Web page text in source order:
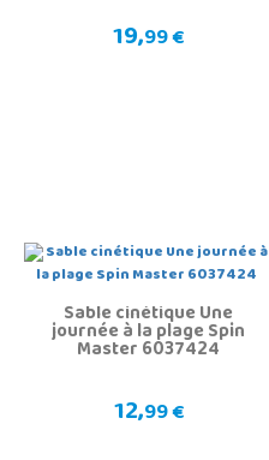
19,99 €
Sable cinétique Une
journée à la plage Spin
Master 6037424
12,99 €